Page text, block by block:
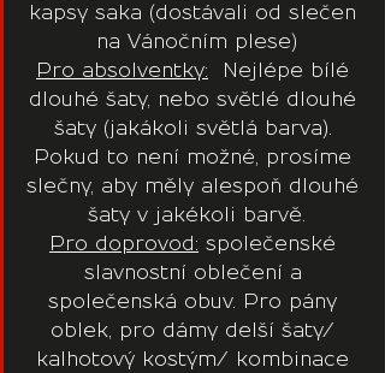
kapsy saka (dostávali od slečen
na Vánočním plese)
Pro absolventky:
  Nejlépe bílé
dlouhé šaty, nebo světlé dlouhé
šaty (jakákoli světlá barva).
Pokud to není možné, prosíme
slečny, aby měly alespoň dlouhé
šaty v jakékoli barvě.
Pro doprovod: společenské
slavnostní oblečení a
společenská obuv. Pro pány
oblek, pro dámy delší šaty/
kalhotový kostým/ kombinace